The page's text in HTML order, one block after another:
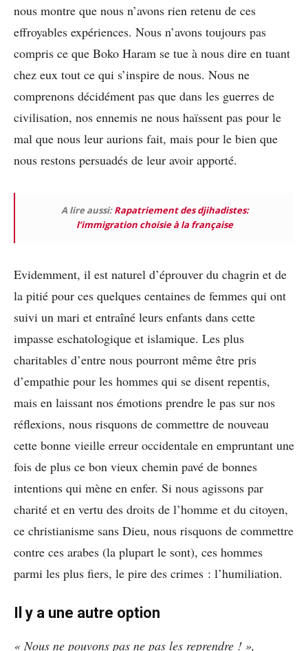
nous montre que nous n’avons rien retenu de ces
effroyables expériences. Nous n’avons toujours pas
compris ce que Boko Haram se tue à nous dire en tuant
chez eux tout ce qui s’inspire de nous. Nous ne
comprenons décidément pas que dans les guerres de
civilisation, nos ennemis ne nous haïssent pas pour le
mal que nous leur aurions fait, mais pour le bien que
nous restons persuadés de leur avoir apporté.
A lire aussi:Rapatriement des djihadistes:
l’immigration choisie à la française
Evidemment, il est naturel d’éprouver du chagrin et de
la pitié pour ces quelques centaines de femmes qui ont
suivi un mari et entraîné leurs enfants dans cette
impasse eschatologique et islamique. Les plus
charitables d’entre nous pourront même être pris
d’empathie pour les hommes qui se disent repentis,
mais en laissant nos émotions prendre le pas sur nos
réflexions, nous risquons de commettre de nouveau
cette bonne vieille erreur occidentale en empruntant une
fois de plus ce bon vieux chemin pavé de bonnes
intentions qui mène en enfer. Si nous agissons par
charité et en vertu des droits de l’homme et du citoyen,
ce christianisme sans Dieu, nous risquons de commettre
contre ces arabes (la plupart le sont), ces hommes
parmi les plus fiers, le pire des crimes : l’humiliation.
Il y a une autre option
« Nous ne pouvons pas ne pas les reprendre ! »,